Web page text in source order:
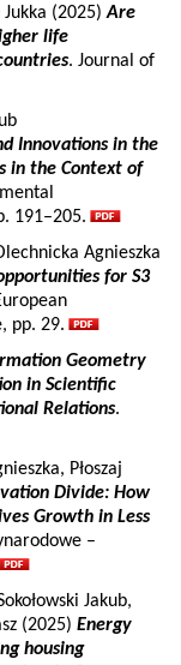
Jukka (2025)Are
life
. Journal of
Innovations in the
in the Context of
191–205.
Agnieszka
for S3
pp. 29.
Geometry
in Scientific
Relations.
Płoszaj
Divide: How
Growth in Less
–
Jakub,
(2025) Energy
housing